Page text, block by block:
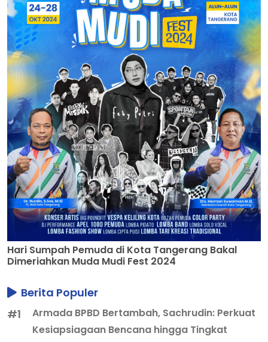
Hari Sumpah Pemuda di Kota Tangerang Bakal
Dimeriahkan Muda Mudi Fest 2024
Berita Populer
#1
Armada BPBD Bertambah, Sachrudin: Perkuat
Kesiapsiagaan Bencana hingga Tingkat